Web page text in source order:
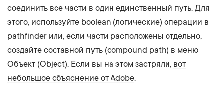
соединить все части в один единственный путь. Для
этого, используйте boolean (логические) операции в
pathfinder или, если части расположены отдельно,
создайте составной путь (compound path) в меню
Объект (Object). Если вы на этом застряли, вот
небольшое объяснение от Adobe.